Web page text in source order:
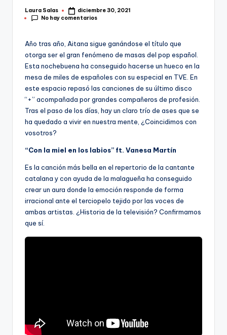
Publicado
por
Laura Salas
diciembre 30, 2021
No hay comentarios
Año tras año, Aitana sigue ganándose el título que
otorga ser el gran fenómeno de masas del pop español.
Esta nochebuena ha conseguido hacerse un hueco en la
mesa de miles de españoles con su especial en TVE. En
este espacio repasó las canciones de su último disco
“+” acompañada por grandes compañeros de profesión.
Tras el paso de los días, hay un claro trío de ases que se
ha quedado a vivir en nuestra mente, ¿Coincidimos con
vosotros?
“Con la miel en los labios” ft. Vanesa Martín
Es la canción más bella en el repertorio de la cantante
catalana y con ayuda de la malagueña ha conseguido
crear un aura donde la emoción responde de forma
irracional ante el terciopelo tejido por las voces de
ambas artistas. ¿Historia de la televisión? Confirmamos
que sí.